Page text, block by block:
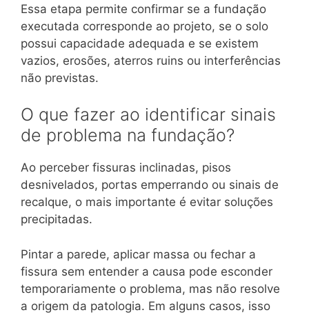
Essa etapa permite confirmar se a fundação
executada corresponde ao projeto, se o solo
possui capacidade adequada e se existem
vazios, erosões, aterros ruins ou interferências
não previstas.
O que fazer ao identificar sinais
de problema na fundação?
Ao perceber fissuras inclinadas, pisos
desnivelados, portas emperrando ou sinais de
recalque, o mais importante é evitar soluções
precipitadas.
Pintar a parede, aplicar massa ou fechar a
fissura sem entender a causa pode esconder
temporariamente o problema, mas não resolve
a origem da patologia. Em alguns casos, isso